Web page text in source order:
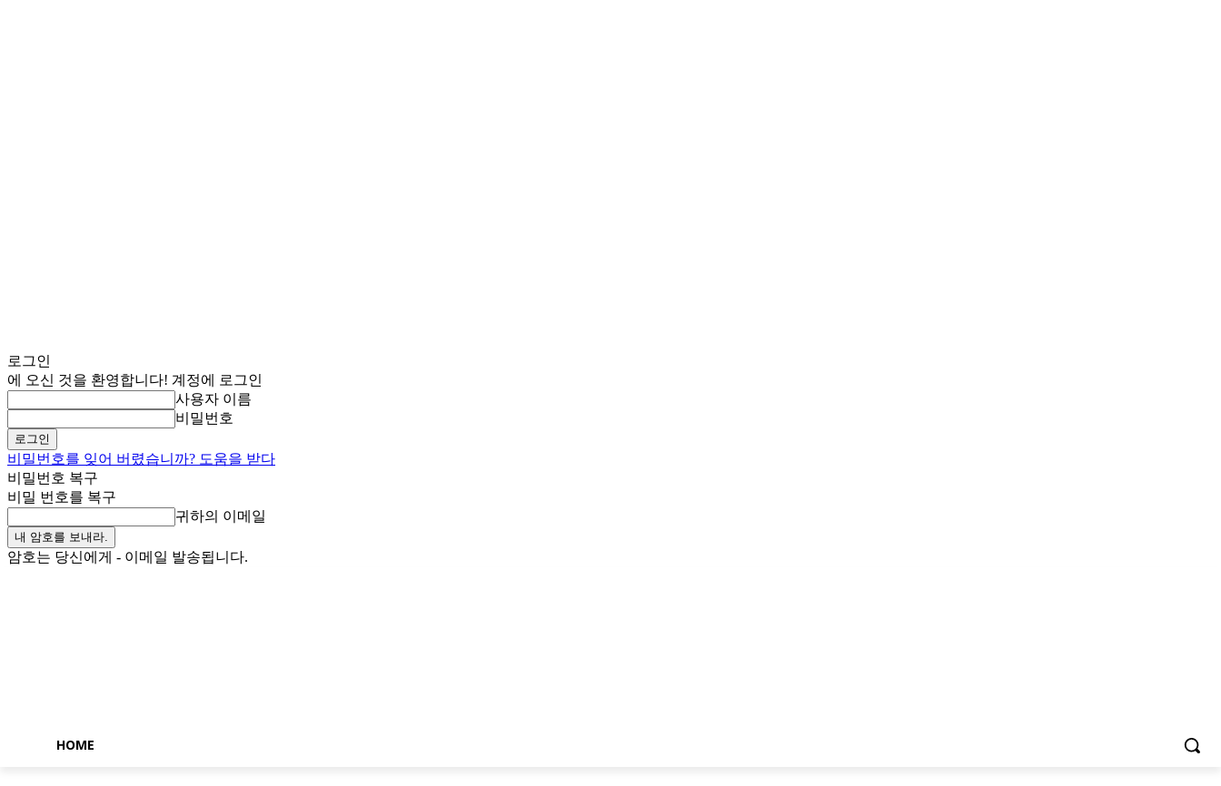
로그인
에 오신 것을 환영합니다! 계정에 로그인
사용자 이름
비밀번호
비밀번호를 잊어 버렸습니까? 도움을 받다
비밀번호 복구
비밀 번호를 복구
귀하의 이메일
암호는 당신에게 - 이메일 발송됩니다.
HOME